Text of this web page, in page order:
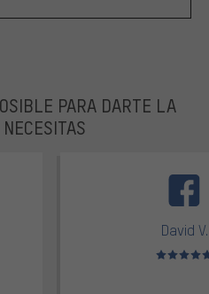
PARA DARTE LA
5
David V.
Valoración